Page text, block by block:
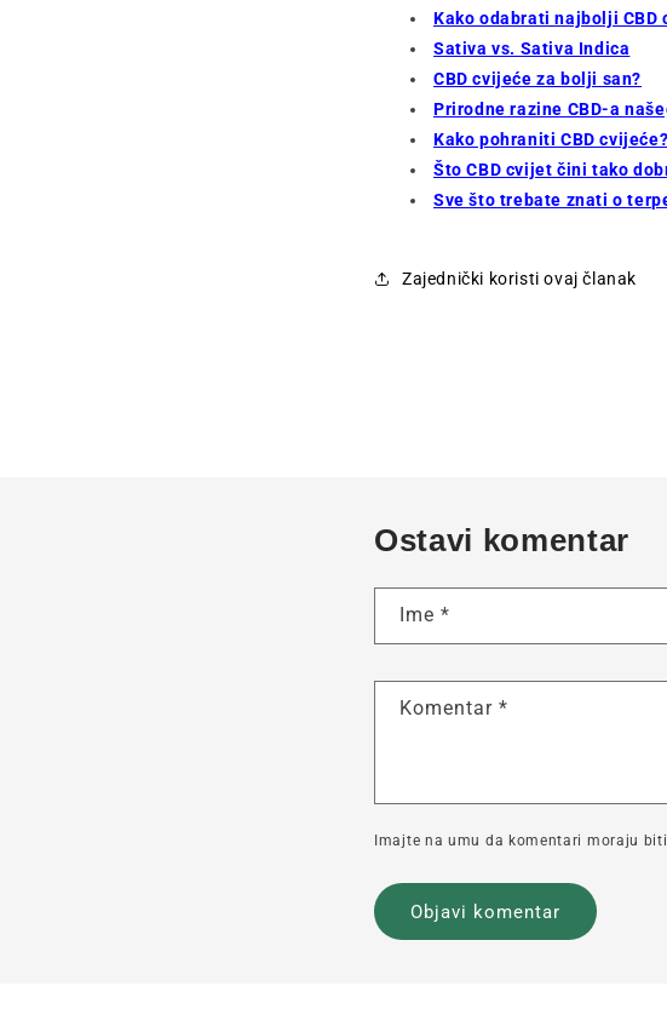
Kako odabrati najbolji CBD
Sativa vs. Sativa Indica
CBD cvijeće za bolji san?
Prirodne razine CBD-a
Kako pohraniti CBD cvijeće?
Što CBD cvijet čini tako
Sve što trebate znati o
Zajednički koristi ovaj članak
Ostavi komentar
Ime *
Komentar *
Imajte na umu da komentari moraju